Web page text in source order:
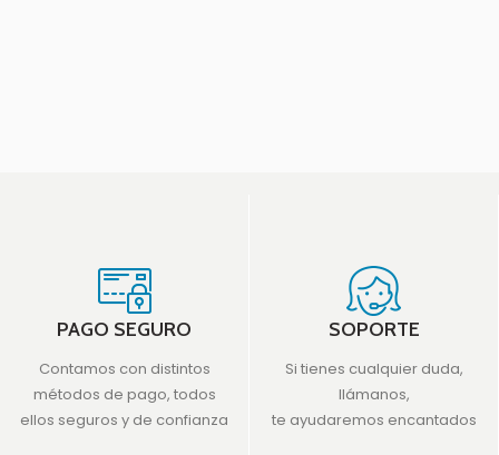
PAGO SEGURO
Contamos con distintos
métodos de pago, todos
ellos seguros y de confianza
SOPORTE
Si tienes cualquier duda,
llámanos,
te ayudaremos encantados